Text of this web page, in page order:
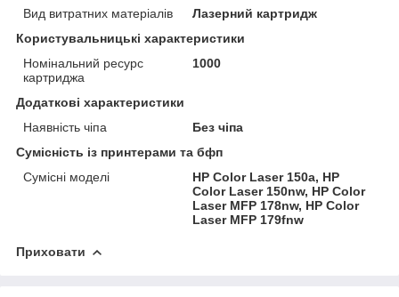
Вид витратних матеріалів
Лазерний картридж
Користувальницькі характеристики
Номінальний ресурс
картриджа
1000
Додаткові характеристики
Наявність чіпа
Без чіпа
Сумісність із принтерами та бфп
Сумісні моделі
HP Color Laser 150a, HP
Color Laser 150nw, HP Color
Laser MFP 178nw, HP Color
Laser MFP 179fnw
Приховати